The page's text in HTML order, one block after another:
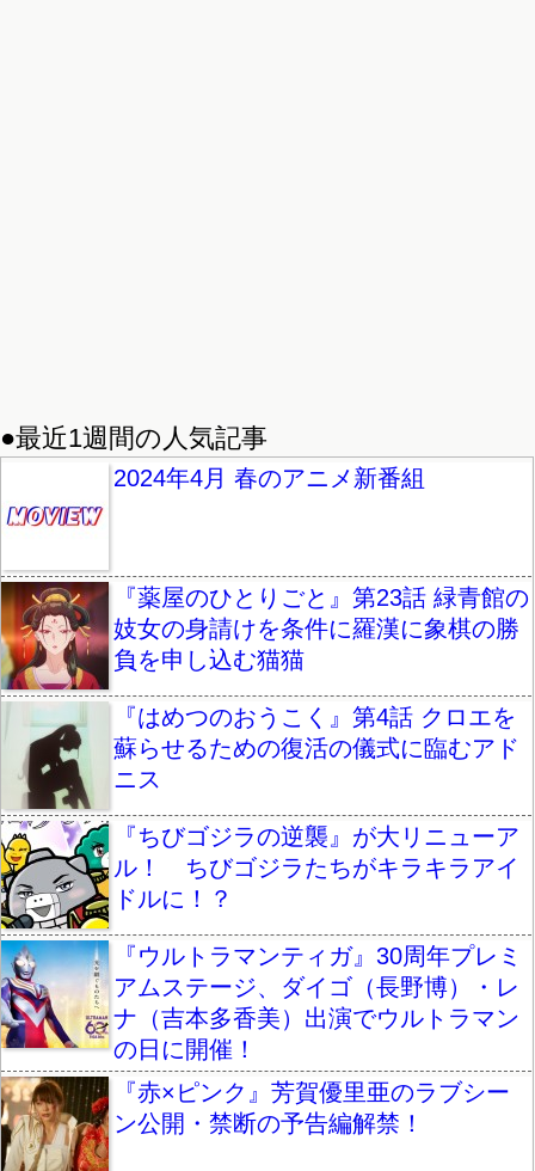
●最近1週間の人気記事
2024年4月 春のアニメ新番組
『薬屋のひとりごと』第23話 緑青館の
妓女の身請けを条件に羅漢に象棋の勝
負を申し込む猫猫
『はめつのおうこく』第4話 クロエを
蘇らせるための復活の儀式に臨むアド
ニス
『ちびゴジラの逆襲』が大リニューア
ル！ ちびゴジラたちがキラキラアイ
ドルに！？
『ウルトラマンティガ』30周年プレミ
アムステージ、ダイゴ（長野博）・レ
ナ（吉本多香美）出演でウルトラマン
の日に開催！
『赤×ピンク』芳賀優里亜のラブシー
ン公開・禁断の予告編解禁！